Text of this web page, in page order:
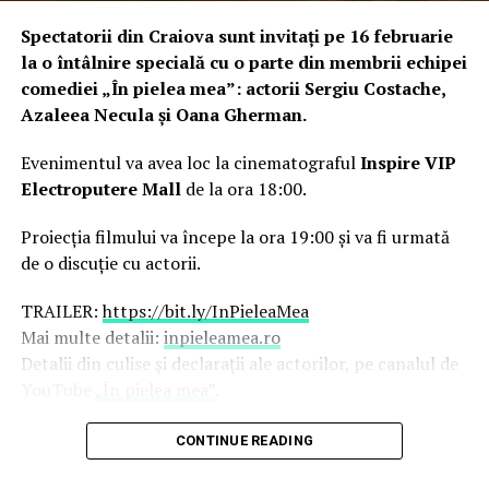
Spectatorii din Craiova sunt invitați pe 16 februarie
la o întâlnire specială cu o parte din membrii echipei
comediei „În pielea mea”: actorii Sergiu Costache,
Azaleea Necula și Oana Gherman.
Evenimentul va avea loc la cinematografulInspire VIP
Electroputere Mall de la ora 18:00.
Proiecția filmului va începe la ora 19:00 și va fi urmată
de o discuție cu actorii.
TRAILER:https://bit.ly/InPieleaMea
Mai multe detalii: inpieleamea.ro
Detalii din culise și declarații ale actorilor, pe canalul de
Reprezentativă pentru modul în care majoritatea
tinerilor se raportează la relațiile de cuplu, comedia „În
CONTINUE READING